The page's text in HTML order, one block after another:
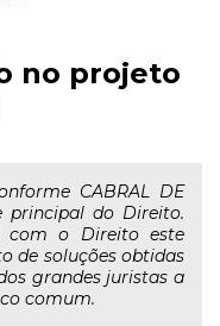
no projeto
CABRAL DE
principal do Direito.
com o Direito este
de soluções obtidas
grandes juristas a
comum.